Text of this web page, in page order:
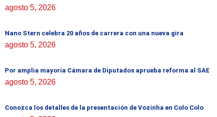
agosto 5, 2026
Nano Stern celebra 20 años de carrera con una nueva gira
agosto 5, 2026
Por amplia mayoría Cámara de Diputados aprueba reforma al SAE
agosto 5, 2026
Conozca los detalles de la presentación de Vozinha en Colo Colo